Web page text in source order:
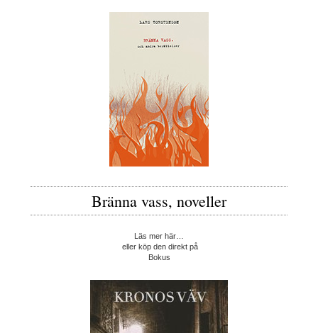
Bränna vass, noveller
Läs mer här…
eller köp den direkt på
Bokus